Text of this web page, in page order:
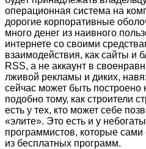
операционная система на
дорогие корпоративные
много денег из наивного
интернете со своими
взаимодействия, как сайты и
RSS, а не аккаунт в
лживой рекламы и диких,
сейчас может быть построено
подобно тому, как строители
есть у тех, кто может себе
«элите». Это есть и у
программистов, которые
из бесплатных программ.